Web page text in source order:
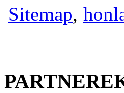
Sitemap,